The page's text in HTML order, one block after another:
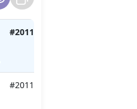
#201127
#201120